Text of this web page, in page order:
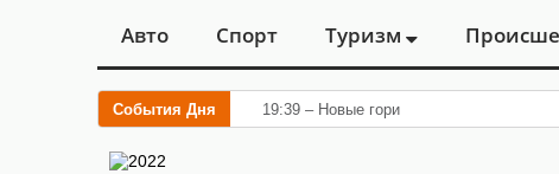
Авто Спорт Туризм
События Дня 19:39 – Новые горизонты флебологии: в